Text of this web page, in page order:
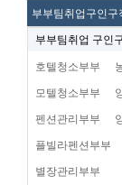
부부팀취업구인구
부부팀취업 구인
호텔청소부부
모텔청소부부
펜션관리부부
플빌라펜션부부
별장관리부부